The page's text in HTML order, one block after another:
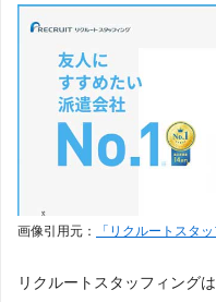
画像引用元： 「リクルートスタ
リクルートスタッフィング